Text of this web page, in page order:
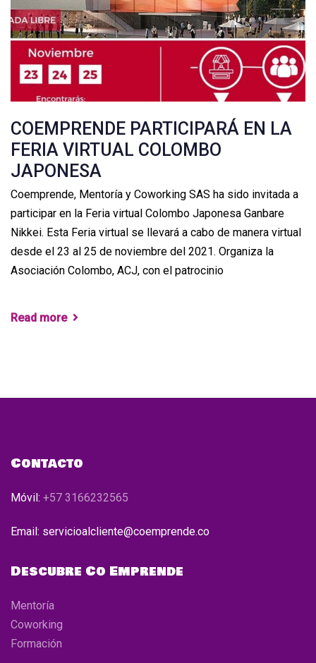
COEMPRENDE PARTICIPARÁ EN LA
FERIA VIRTUAL COLOMBO
JAPONESA
Coemprende, Mentoría y Coworking SAS ha sido invitada a
participar en la Feria virtual Colombo Japonesa Ganbare
Nikkei. Esta Feria virtual se llevará a cabo de manera virtual
desde el 23 al 25 de noviembre del 2021. Organiza la
Asociación Colombo, ACJ, con el patrocinio
Read more
Contacto
Móvil: +57 3166232565
Email: servicioalcliente@coemprende.co
Descubre Co Emprende
Mentoría
Coworking
Formación